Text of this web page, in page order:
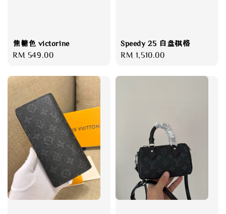
焦糖色 victorine
Regular
RM 549.00
Speedy 25 白盘棋格
Regular
RM 1,510.00